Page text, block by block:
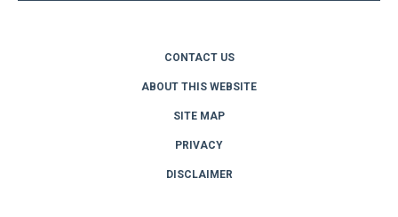
CONTACT US
ABOUT THIS WEBSITE
SITE MAP
PRIVACY
DISCLAIMER